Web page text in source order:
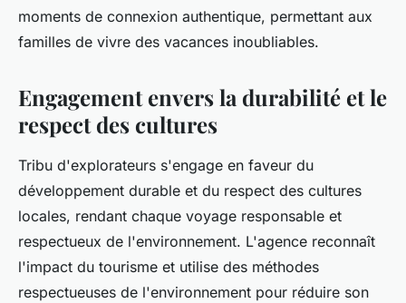
moments de connexion authentique, permettant aux
familles de vivre des vacances inoubliables.
Engagement envers la durabilité et le
respect des cultures
Tribu d'explorateurs s'engage en faveur du
développement durable et du respect des cultures
locales, rendant chaque voyage responsable et
respectueux de l'environnement. L'agence reconnaît
l'impact du tourisme et utilise des méthodes
respectueuses de l'environnement pour réduire son